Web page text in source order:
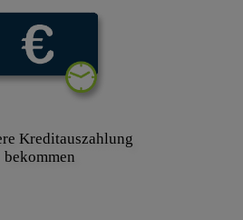
Kreditauszahlung
bekommen